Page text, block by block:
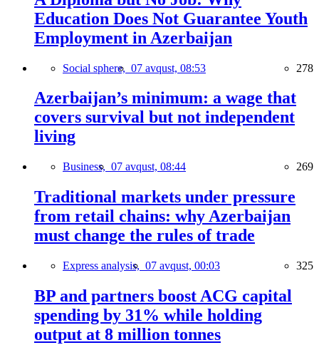
Education Does Not Guarantee Youth
Employment in Azerbaijan
Social sphere, 07 avqust, 08:53 278
Azerbaijan’s minimum: a wage that
covers survival but not independent
living
Business, 07 avqust, 08:44 269
Traditional markets under pressure
from retail chains: why Azerbaijan
must change the rules of trade
Express analysis, 07 avqust, 00:03 325
BP and partners boost ACG capital
spending by 31% while holding
output at 8 million tonnes